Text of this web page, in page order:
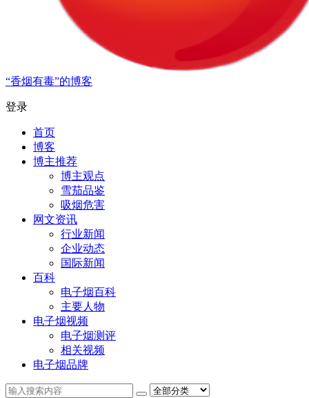
“香烟有毒”的博客
登录
首页
博客
博主推荐
博主观点
雪茄品鉴
吸烟危害
网文资讯
行业新闻
企业动态
国际新闻
百科
电子烟百科
主要人物
电子烟视频
电子烟测评
相关视频
电子烟品牌